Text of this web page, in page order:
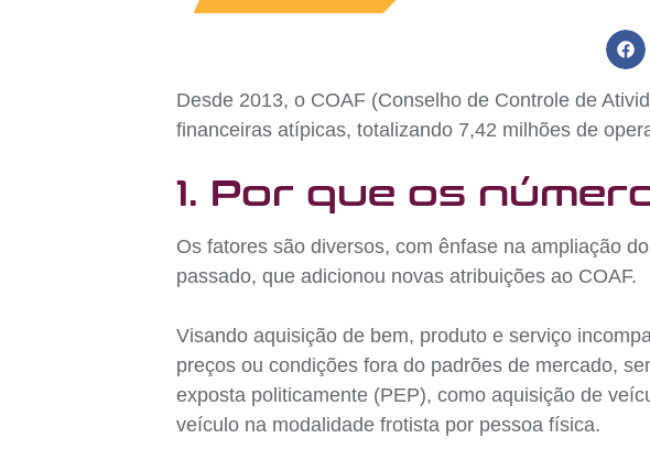
Desde 2013, o COAF (Conselho de Controle de
financeiras atípicas, totalizando 7,42 milhões de
1. Por que os
Os fatores são diversos, com ênfase na ampliação
passado, que adicionou novas atribuições ao COAF.
Visando aquisição de bem, produto e serviço
preços ou condições fora do padrões de mercado,
exposta politicamente (PEP), como aquisição de
veículo na modalidade frotista por pessoa física.